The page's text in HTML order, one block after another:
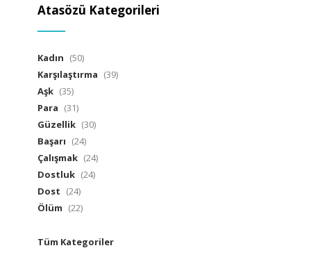
Atasözü Kategorileri
Kadın (50)
Karşılaştırma (39)
Aşk (35)
Para (31)
Güzellik (30)
Başarı (24)
Çalışmak (24)
Dostluk (24)
Dost (24)
Ölüm (22)
Tüm Kategoriler